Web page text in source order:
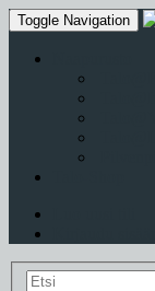
Toggle Navigation